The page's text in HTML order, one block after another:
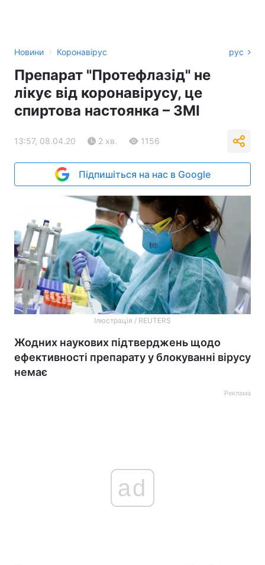
Новини › Коронавірус рус
Препарат "Протефлазід" не
лікує від коронавірусу, це
спиртова настоянка – ЗМІ
13:57, 08.04.20 2 хв. 1156
Підпишіться на нас в Google
Ілюстрація / REUTERS
Жодних наукових підтверджень щодо
ефективності препарату у блокуванні вірусу
немає
Реклама
ad